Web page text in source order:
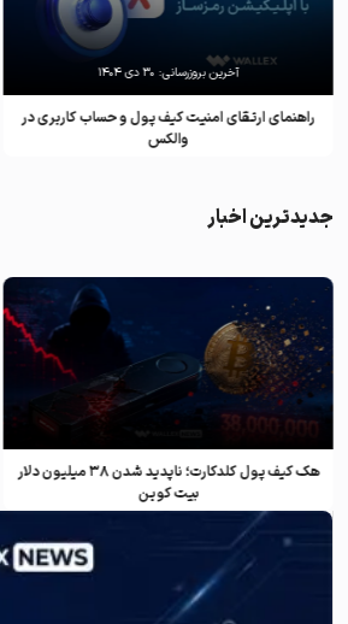
راهنمای ارتقای امنیت کیف پول و حساب کاربری در
والکس
آخرین بروزرسانی: ۳۰ دی ۱۴۰۴
جدیدترین اخبار
هک کیف پول کلدکارت؛ ناپدید شدن ۳۸ میلیون دلار
بیت کوین